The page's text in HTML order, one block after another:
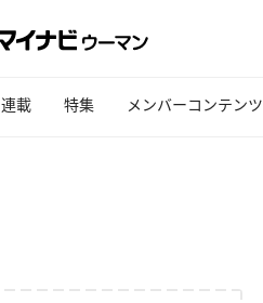
連載 特集 メンバーコンテンツ